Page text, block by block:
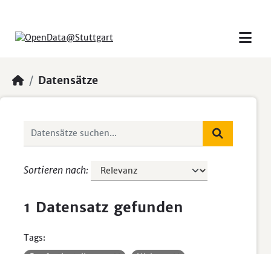
Datensätze
Sortieren nach
1 Datensatz gefunden
Tags: